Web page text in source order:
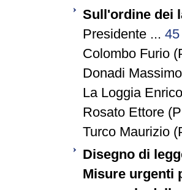
Sull'ordine dei
Presidente ... 45
Colombo Furio
Donadi
La Loggia
Rosato Ettore
Turco Maurizio
Disegno di
Misure urgenti